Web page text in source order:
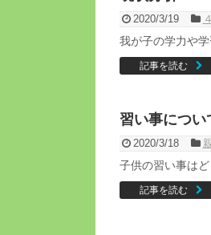
2020/3/19
我が子の学力や
記事を読む
習い事につい
2020/3/18
子供の習い事は
記事を読む